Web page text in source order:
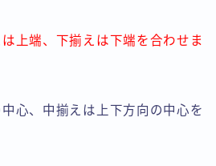
上端、下揃えは下端を合わせま
心、中揃えは上下方向の中心を